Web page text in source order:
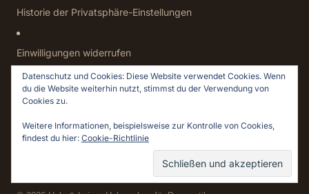
Datenschutz und Cookies: Diese Website verwendet Cookies. Wenn
du die Website weiterhin nutzt, stimmst du der Verwendung von
Cookies zu.
Weitere Informationen, beispielsweise zur Kontrolle von Cookies,
findest du hier: Cookie-Richtlinie
Historie der Privatsphäre-Einstellungen
Einwilligungen widerrufen
ÜBER
Impressum